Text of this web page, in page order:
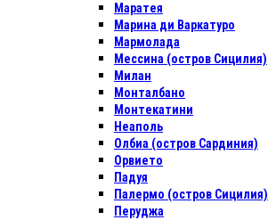
Маратея
Марина ди Варкатуро
Мармолада
Мессина (остров Сицилия)
Милан
Монталбано
Монтекатини
Неаполь
Олбиа (остров Сардиния)
Орвието
Падуя
Палермо (остров Сицилия)
Перуджа